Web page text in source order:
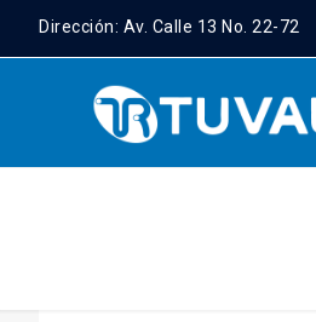
Dirección: Av. Calle 13 No. 22-72